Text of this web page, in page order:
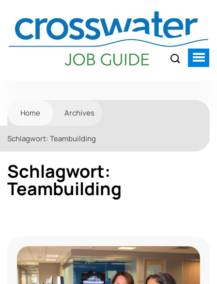
Home Archives
Schlagwort: Teambuilding
Schlagwort:
Teambuilding